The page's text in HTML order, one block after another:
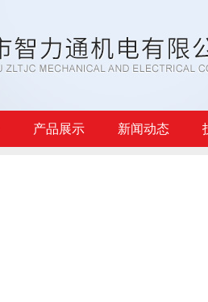
产品展示 新闻动态